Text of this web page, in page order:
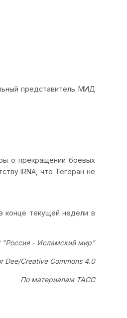
представитель МИД
о прекращении боевых
IRNA, что Тегеран не
конце текущей недели в
"Россия - Исламский мир"
Dee/Creative Commons 4.0
По материалам ТАСС